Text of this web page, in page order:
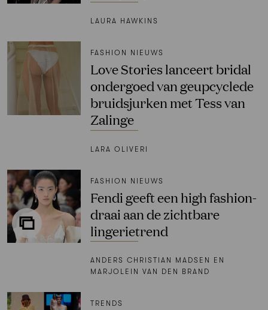
LAURA HAWKINS
FASHION NIEUWS
Love Stories lanceert bridal
ondergoed van geupcyclede
bruidsjurken met Tess van
Zalinge
LARA OLIVERI
FASHION NIEUWS
Fendi geeft een high fashion-
draai aan de zichtbare
lingerietrend
ANDERS CHRISTIAN MADSEN EN
MARJOLEIN VAN DEN BRAND
TRENDS